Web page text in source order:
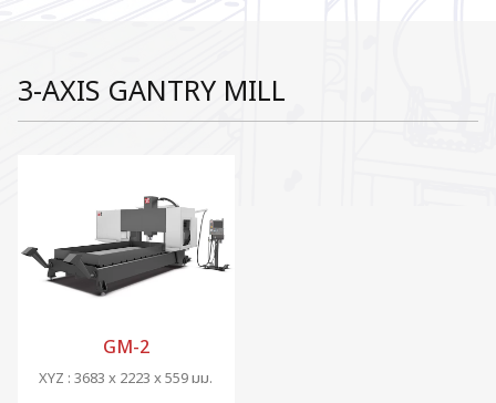
3-AXIS GANTRY MILL
GM-2
XYZ : 3683 x 2223 x 559 มม.